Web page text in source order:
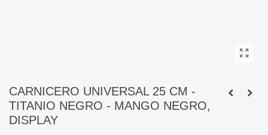
CARNICERO UNIVERSAL 25 CM -
TITANIO NEGRO - MANGO NEGRO,
DISPLAY